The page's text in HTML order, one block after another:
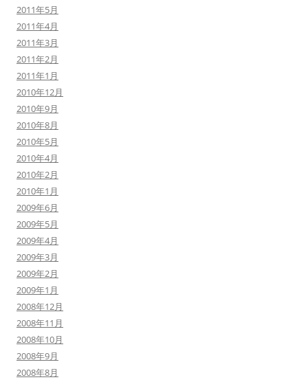
2011年5月
2011年4月
2011年3月
2011年2月
2011年1月
2010年12月
2010年9月
2010年8月
2010年5月
2010年4月
2010年2月
2010年1月
2009年6月
2009年5月
2009年4月
2009年3月
2009年2月
2009年1月
2008年12月
2008年11月
2008年10月
2008年9月
2008年8月